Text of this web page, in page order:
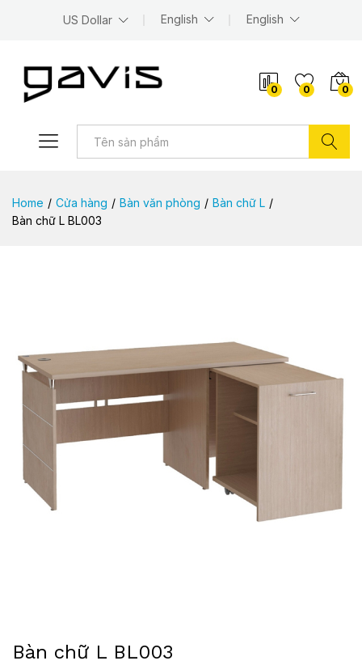
US Dollar English English
0 0 0
Home / Cửa hàng / Bàn văn phòng / Bàn chữ L /
Bàn chữ L BL003
Bàn chữ L BL003